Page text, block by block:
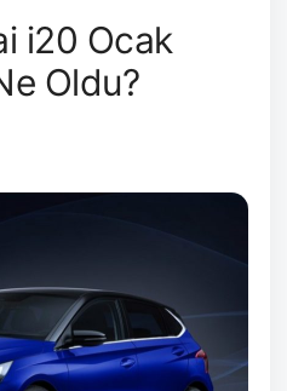
i20 Ocak
Oldu?